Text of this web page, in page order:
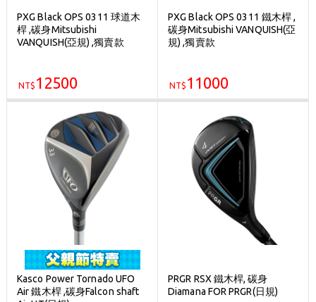
PXG Black OPS 0311 球道木
桿 ,碳身Mitsubishi
VANQUISH(亞規) ,獨賣款
NT$ 12500
PXG Black OPS 0311 鐵木桿 ,
碳身Mitsubishi VANQUISH(亞
規) ,獨賣款
NT$ 11000
Kasco Power Tornado UFO
Air 鐵木桿 ,碳身Falcon shaft
PRGR RSX 鐵木桿, 碳身
Diamana FOR PRGR(日規)